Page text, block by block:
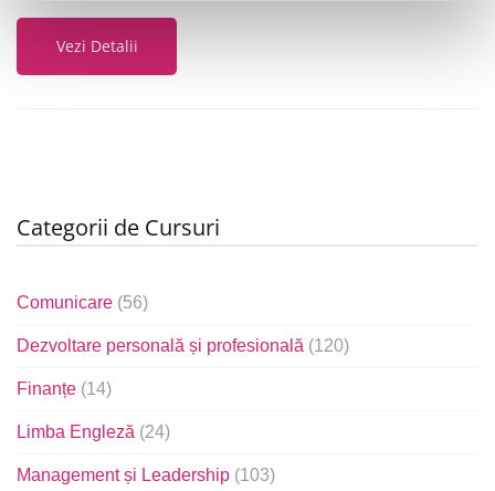
Categorii de Cursuri
Comunicare (56)
Dezvoltare personală și profesională (120)
Finanțe (14)
Limba Engleză (24)
Management și Leadership (103)
Vezi Detalii